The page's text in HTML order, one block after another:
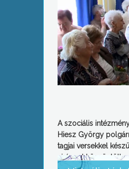
A szociális
Hiesz György
tagjai versekkel
virággal köszöntötte